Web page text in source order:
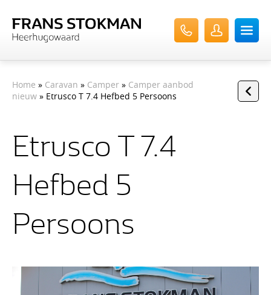
Home » Caravan » Camper » Camper aanbod
nieuw » Etrusco T 7.4 Hefbed 5 Persoons
Etrusco T 7.4
Hefbed 5
Persoons